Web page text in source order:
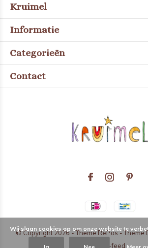
Kruimel
Informatie
Categorieën
Contact
© Copyright2026- Theme RePos - Theme
RSS-feed
Wij slaan cookies op om onze website te